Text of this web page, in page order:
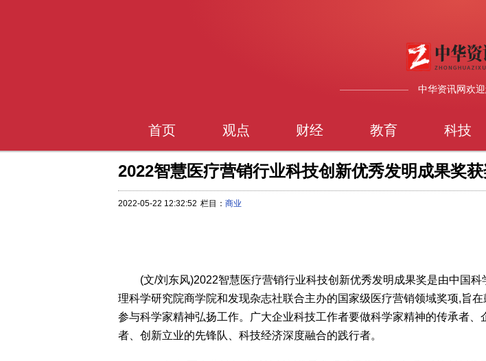
中华资讯网欢迎
首页 观点 财经 教育 科技
2022智慧医疗营销行业科技创新优秀发明成果奖
2022-05-22 12:32:52 栏目： 商业
(文/刘东风)2022智慧医疗营销行业科技创新优秀发明成果奖是由中国科
理科学研究院商学院和发现杂志社联合主办的国家级医疗营销领域奖项,旨
参与科学家精神弘扬工作。广大企业科技工作者要做科学家精神的传承者、
者、创新立业的先锋队、科技经济深度融合的践行者。